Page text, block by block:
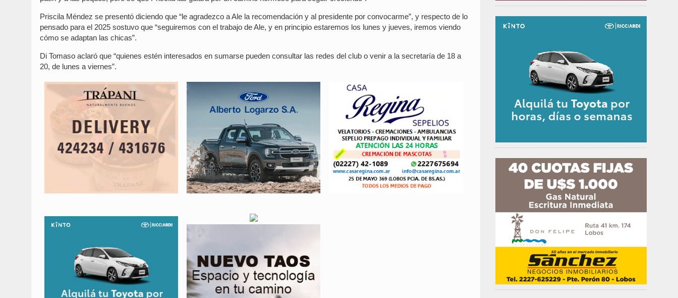
Priscila Méndez se presentó diciendo que “le agradezco a Ale la recomendación y al presidente por convocarme”, y respecto de lo
pensado para el 2025 sostuvo que “seguiremos con el trabajo de Ale, y en principio estaremos los lunes y jueves, iremos viendo
cómo se adaptan las chicas”.
Di Tomaso aclaró que “quienes estén interesados en sumarse pueden consultar las redes del club o venir a la secretaría de 18 a
20, de lunes a viernes”.